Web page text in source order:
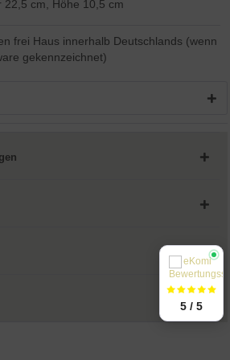
cm, Höhe 10,5 cm
frei Haus innerhalb Deutschlands (wenn
gekennzeichnet)
5 / 5